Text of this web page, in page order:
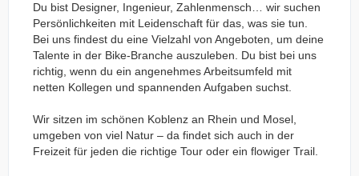
Du bist Designer, Ingenieur, Zahlenmensch… wir suchen
Persönlichkeiten mit Leidenschaft für das, was sie tun.
Bei uns findest du eine Vielzahl von Angeboten, um deine
Talente in der Bike-Branche auszuleben. Du bist bei uns
richtig, wenn du ein angenehmes Arbeitsumfeld mit
netten Kollegen und spannenden Aufgaben suchst.
Wir sitzen im schönen Koblenz an Rhein und Mosel,
umgeben von viel Natur – da findet sich auch in der
Freizeit für jeden die richtige Tour oder ein flowiger Trail.